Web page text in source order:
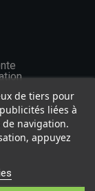
de tiers pour
liées à
navigation.
appuyez